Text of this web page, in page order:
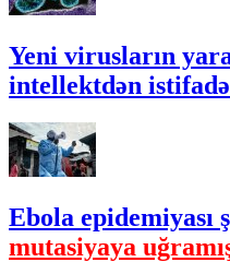
Yeni virusların
intellektdən
Ebola epidemiyası
mutasiyaya